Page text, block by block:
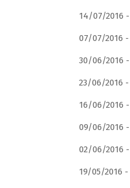
14/07/2016 -
07/07/2016 -
30/06/2016 -
23/06/2016 -
16/06/2016 -
09/06/2016 -
02/06/2016 -
19/05/2016 -